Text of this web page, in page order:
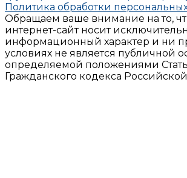
Политика обработки
Обращаем ваше внимание на то,
интернет-сайт носит
информационный характер и ни
условиях не является публичной
определяемой положениями
Гражданского кодекса